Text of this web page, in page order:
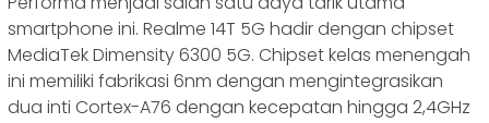
smartphone ini. Realme 14T 5G hadir dengan chipset
MediaTek Dimensity 6300 5G. Chipset kelas menengah
ini memiliki fabrikasi 6nm dengan mengintegrasikan
dua inti Cortex-A76 dengan kecepatan hingga 2,4GHz